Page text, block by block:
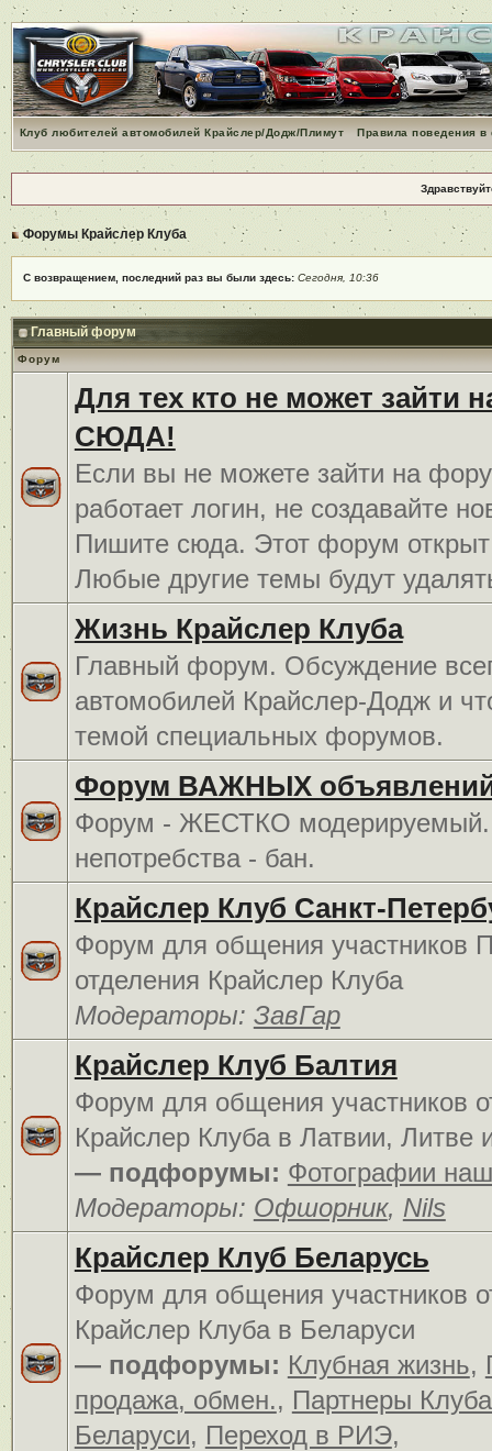
Клуб любителей автомобилей Крайслер/Додж/Плимут Правила поведения
Форумы Крайслер Клуба
С возвращением, последний раз вы были здесь: Сегодня, 10:36
Главный форум
Форум
Для тех кто не может зайти
СЮДА!
Если вы не можете зайти на
работает логин, не создавайте
Пишите сюда. Этот форум открыт
Любые другие темы будут
Жизнь Крайслер Клуба
Главный форум. Обсуждение
автомобилей Крайслер-Додж и
темой специальных форумов.
Форум ВАЖНЫХ
Форум - ЖЕСТКО
непотребства - бан.
Крайслер Клуб Санкт-
Форум для общения участников
отделения Крайслер Клуба
Модераторы: ЗавГар
Крайслер Клуб Балтия
Форум для общения участников
Крайслер Клуба в Латвии, Литве
— подфорумы: Фотографии
Модераторы: Офшорник, Nils
Крайслер Клуб Беларусь
Форум для общения участников
Крайслер Клуба в Беларуси
— подфорумы: Клубная жизнь,
продажа, обмен., Партнеры
Беларуси, Переход в РИЭ,